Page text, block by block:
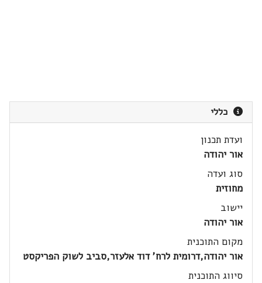
כללי
ועדת תכנון
אור יהודה
סוג ועדה
מחוזית
יישוב
אור יהודה
מקום התוכנית
אור יהודה,דרומית לרח' דוד אלעזר,סביב לשוק הפריקסט
סיווג התוכנית